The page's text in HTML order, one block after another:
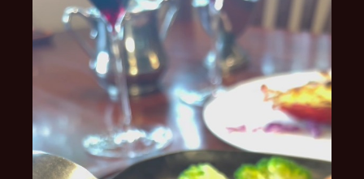
画
プ
ヤ
ー